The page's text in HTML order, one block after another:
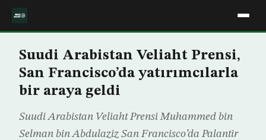
Suudi Arabistan Veliaht Prensi,
San Francisco’da yatırımcılarla
bir araya geldi
Suudi Arabistan Veliaht Prensi Muhammed bin
Selman bin Abdulaziz San Francisco’da Palantir